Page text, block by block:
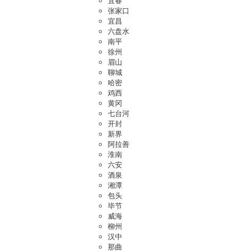
张家口
宜昌
六盘水
南平
徐州
眉山
聊城
哈密
鸡西
黄冈
七台河
开封
新界
阿拉善
淮南
六安
酒泉
湘潭
包头
毕节
威海
柳州
汉中
那曲